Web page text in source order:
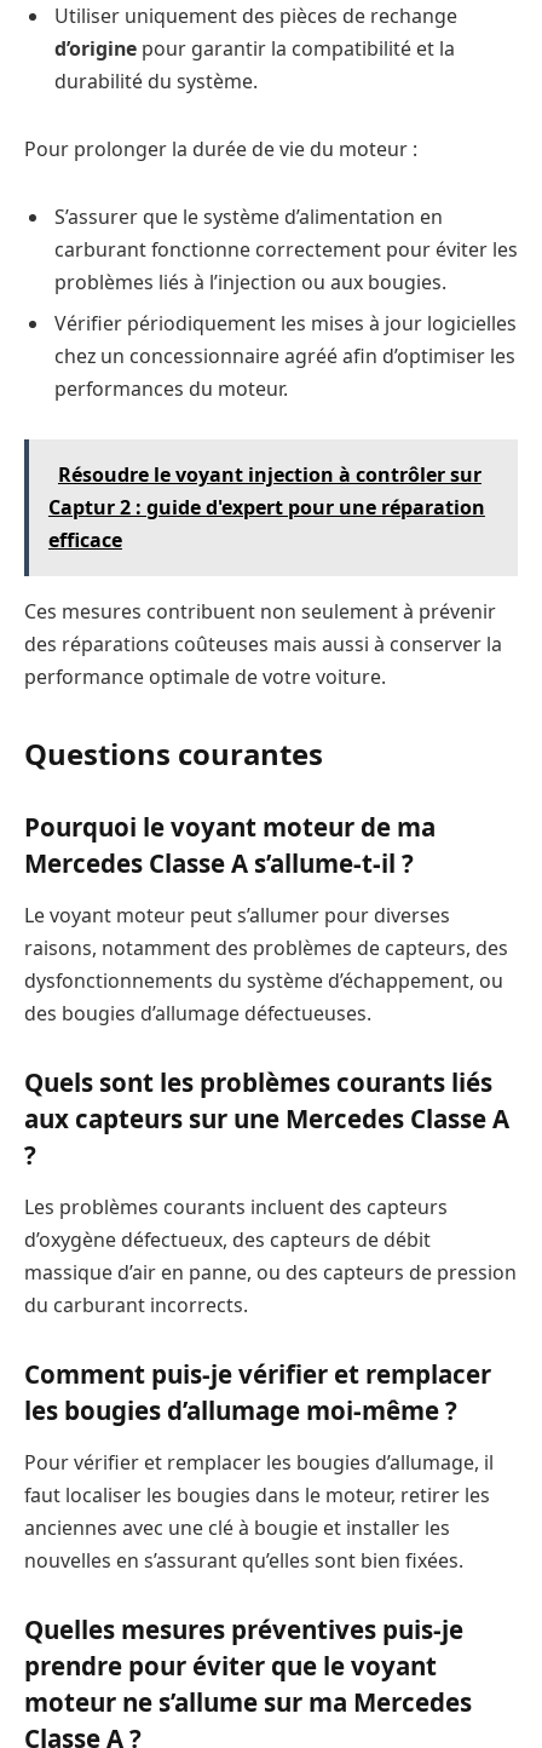
Utiliser uniquement des pièces de rechange
d’origine pour garantir la compatibilité et la
durabilité du système.
Pour prolonger la durée de vie du moteur :
S’assurer que le système d’alimentation en
carburant fonctionne correctement pour éviter les
problèmes liés à l’injection ou aux bougies.
Vérifier périodiquement les mises à jour logicielles
chez un concessionnaire agréé afin d’optimiser les
performances du moteur.
Résoudre le voyant injection à contrôler sur
Captur 2 : guide d'expert pour une réparation
efficace
Ces mesures contribuent non seulement à prévenir
des réparations coûteuses mais aussi à conserver la
performance optimale de votre voiture.
Questions courantes
Pourquoi le voyant moteur de ma
Mercedes Classe A s’allume-t-il ?
Le voyant moteur peut s’allumer pour diverses
raisons, notamment des problèmes de capteurs, des
dysfonctionnements du système d’échappement, ou
des bougies d’allumage défectueuses.
Quels sont les problèmes courants liés
aux capteurs sur une Mercedes Classe A
?
Les problèmes courants incluent des capteurs
d’oxygène défectueux, des capteurs de débit
massique d’air en panne, ou des capteurs de pression
du carburant incorrects.
Comment puis-je vérifier et remplacer
les bougies d’allumage moi-même ?
Pour vérifier et remplacer les bougies d’allumage, il
faut localiser les bougies dans le moteur, retirer les
anciennes avec une clé à bougie et installer les
nouvelles en s’assurant qu’elles sont bien fixées.
Quelles mesures préventives puis-je
prendre pour éviter que le voyant
moteur ne s’allume sur ma Mercedes
Classe A ?